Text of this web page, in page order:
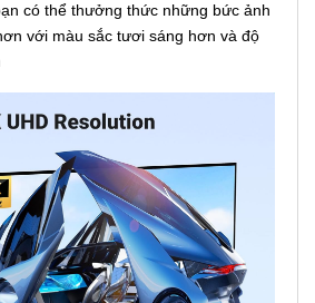
có thể thưởng thức những bức ảnh
với màu sắc tươi sáng hơn và độ